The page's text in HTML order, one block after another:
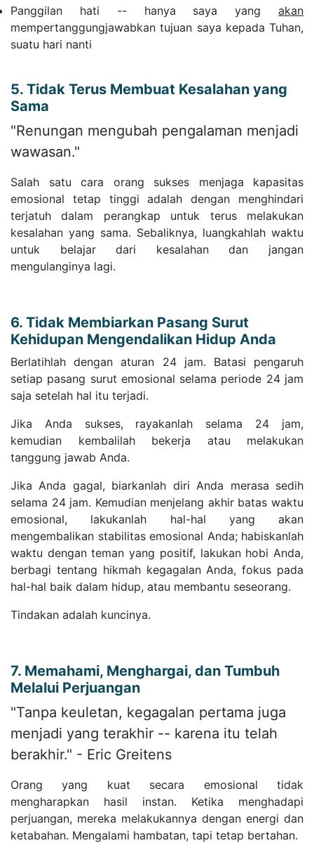
Panggilan hati -- hanya saya yang akan
mempertanggungjawabkan tujuan saya kepada Tuhan,
suatu hari nanti
5. Tidak Terus Membuat Kesalahan yang
Sama
"Renungan mengubah pengalaman menjadi
wawasan."
Salah satu cara orang sukses menjaga kapasitas
emosional tetap tinggi adalah dengan menghindari
terjatuh dalam perangkap untuk terus melakukan
kesalahan yang sama. Sebaliknya, luangkahlah waktu
untuk belajar dari kesalahan dan jangan
mengulanginya lagi.
6. Tidak Membiarkan Pasang Surut
Kehidupan Mengendalikan Hidup Anda
Berlatihlah dengan aturan 24 jam. Batasi pengaruh
setiap pasang surut emosional selama periode 24 jam
saja setelah hal itu terjadi.
Jika Anda sukses, rayakanlah selama 24 jam,
kemudian kembalilah bekerja atau melakukan
tanggung jawab Anda.
Jika Anda gagal, biarkanlah diri Anda merasa sedih
selama 24 jam. Kemudian menjelang akhir batas waktu
emosional, lakukanlah hal-hal yang akan
mengembalikan stabilitas emosional Anda; habiskanlah
waktu dengan teman yang positif, lakukan hobi Anda,
berbagi tentang hikmah kegagalan Anda, fokus pada
hal-hal baik dalam hidup, atau membantu seseorang.
Tindakan adalah kuncinya.
7. Memahami, Menghargai, dan Tumbuh
Melalui Perjuangan
"Tanpa keuletan, kegagalan pertama juga
menjadi yang terakhir -- karena itu telah
berakhir." - Eric Greitens
Orang yang kuat secara emosional tidak
mengharapkan hasil instan. Ketika menghadapi
perjuangan, mereka melakukannya dengan energi dan
ketabahan. Mengalami hambatan, tapi tetap bertahan.